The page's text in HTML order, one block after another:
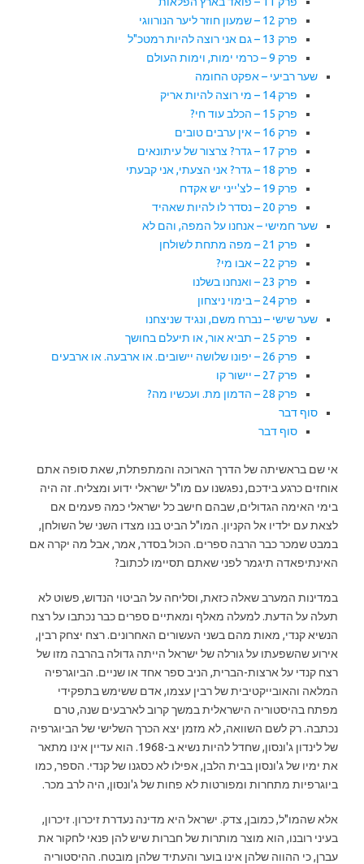
פרק 12 – שמעון חוזר ליער הנורווגי
פרק 13 – גם אני רוצה להיות רמטכ"ל
פרק 9 – כרמי ימות, וימות העולם
שער רביעי – אפקט החומה
פרק 14 – מי רוצה להיות אריק
פרק 15 – הכלב עוד חי?
פרק 16 – אין ערבים טובים
פרק 17 – גדר? צרצור של עיתונאים
פרק 18 – גדר? אני הצעתי, אני קבעתי
פרק 19 – לצ'ייני יש אקדח
פרק 20 – נסדר לו להיות שאהיד
שער חמישי – אנחנו על המפה, והם לא
פרק 21 – מפה מתחת לשולחן
פרק 22 – אבו מי?
פרק 23 – ואנחנו בשלנו
פרק 24 – בימוי ניצחון
שער שישי – נברח משם, ונגיד שניצחנו
פרק 25 – תביא אור, או תיעלם בחושך
פרק 26 – יפונו שלושה יישובים. או ארבעה. או ארבעים
פרק 27 – יישור קו
פרק 28 – הדמון מת. ועכשיו מה?
סוף דבר
סוף דבר
אי שם בראשיתה של הדרך הארוכה והמתפתלת, שאת סופה אתם
אוחזים כרגע בידכם, נפגשנו עם מו"ל ישראלי ידוע ומצליח. זה היה
בימי האימה הגדולים, שבהם חישב כל ישראלי כמה פעמים אם
לצאת עם ילדיו אל הקניון. המו"ל הביט בנו מצדו השני של השולחן,
במבט שמכר כבר הרבה ספרים. הכול בסדר, אמר, אבל מה יקרה אם
האינתיפאדה תיגמר לפני שאתם תסיימו לכתוב?
במדינות המערב שאלה כזאת, וסליחה על הביטוי הנדוש, פשוט לא
תעלה על הדעת. למעלה מאלף ומאתיים ספרים כבר נכתבו על רצח
הנשיא קנדי, מאות מהם בשני העשורים האחרונים. רצח יצחק רבין,
אירוע שהשפעתו על גורלה של ישראל הייתה גדולה בהרבה מזו של
רצח קנדי על ארצות-הברית, הניב ספר אחד או שניים. הביוגרפיה
המלאה והאובייקטיבית של רבין עצמו, אדם ששימש בתפקידי
מפתח בהיסטוריה הישראלית במשך קרוב לארבעים שנה, טרם
נכתבה. רק לשם השוואה, לא מזמן יצא הכרך השלישי של הביוגרפיה
של לינדון ג'ונסון, שחדל להיות נשיא ב-1968. הוא עדיין אינו מתאר
את ימיו של ג'ונסון בבית הלבן, אפילו לא כסגנו של קנדי. הספר, כמו
ביוגרפיות מתחרות ומפורטות לא פחות של ג'ונסון, היה לרב מכר.
אלא שהמו"ל, כמובן, צדק. ישראל היא מדינה נעדרת זיכרון. זיכרון,
בעיני רובנו, הוא מוצר מותרות של חברות שיש להן פנאי לחקור את
עברן, כי ההווה שלהן אינו בוער והעתיד שלהן מובטח. ההיסטוריה